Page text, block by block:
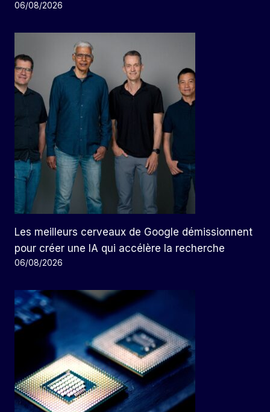
06/08/2026
Les meilleurs cerveaux de Google démissionnent
pour créer une IA qui accélère la recherche
06/08/2026